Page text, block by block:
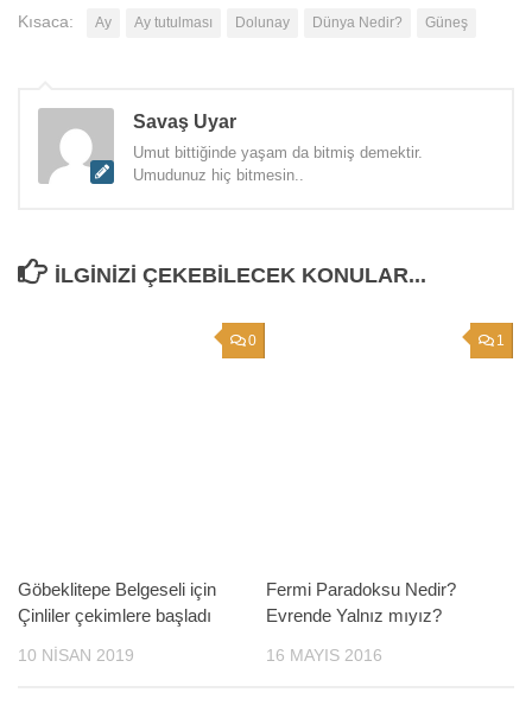
Kısaca: Ay Ay tutulması Dolunay Dünya Nedir? Güneş
Savaş Uyar
Umut bittiğinde yaşam da bitmiş demektir.
Umudunuz hiç bitmesin..
İLGINIZI ÇEKEBILECEK KONULAR...
0
Göbeklitepe Belgeseli için
Çinliler çekimlere başladı
10 NISAN 2019
1
Fermi Paradoksu Nedir?
Evrende Yalnız mıyız?
16 MAYIS 2016